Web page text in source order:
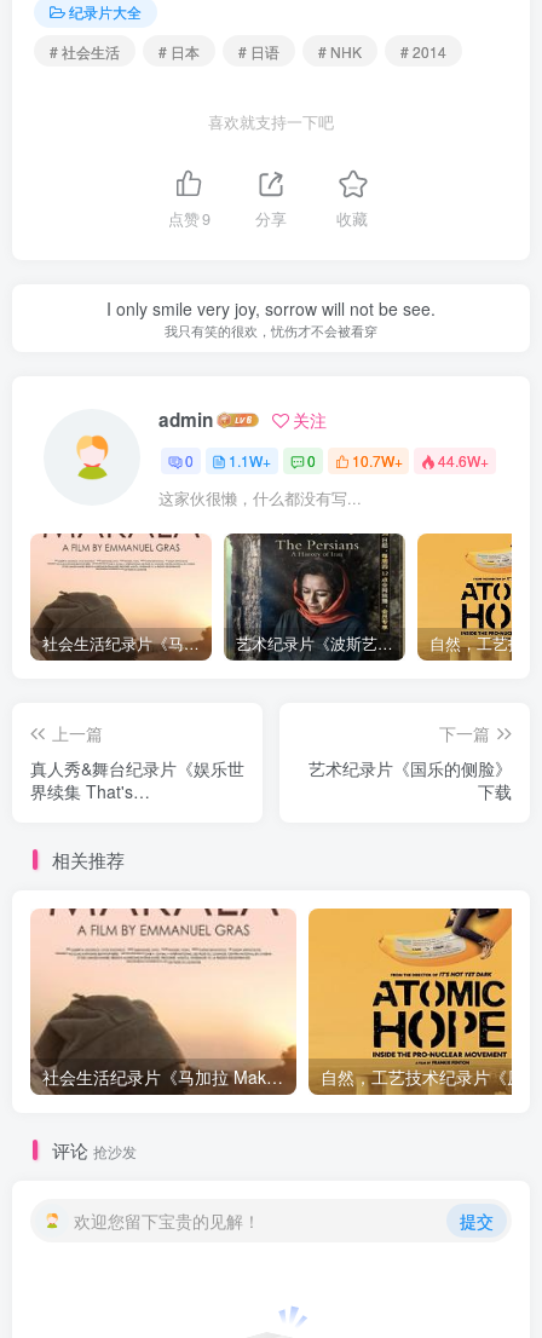
纪录片大全
# 社会生活
# 日本 # 日语 # NHK # 2014
喜欢就支持一下吧
点赞9 分享 收藏
I only smile very joy, sorrow will not be see.
我只有笑的很欢，忧伤才不会被看穿
admin 关注
0 1.1W+ 0 10.7W+ 44.6W+
这家伙很懒，什么都没有写...
社会生活纪录片《马加拉 Makala》下载 艺术纪录片《波斯艺术 Art of Persia》下载
上一篇
真人秀&舞台纪录片《娱乐世
界续集 That's
下一篇
艺术纪录片《国乐的侧脸》
下载
相关推荐
社会生活纪录片《马加拉 Makala》下载
评论 抢沙发
欢迎您留下宝贵的见解！ 提交